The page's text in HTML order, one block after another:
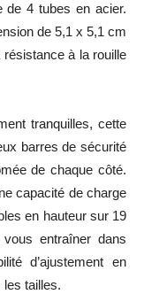
de 4 tubes en acier.
de 5,1 x 5,1 cm
à la rouille
tranquilles, cette
barres de sécurité
de chaque côté.
capacité de charge
en hauteur sur 19
entraîner dans
d’ajustement en
les tailles.